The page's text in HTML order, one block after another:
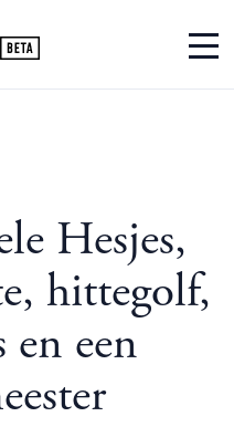
Hesjes,
hittegolf,
en een